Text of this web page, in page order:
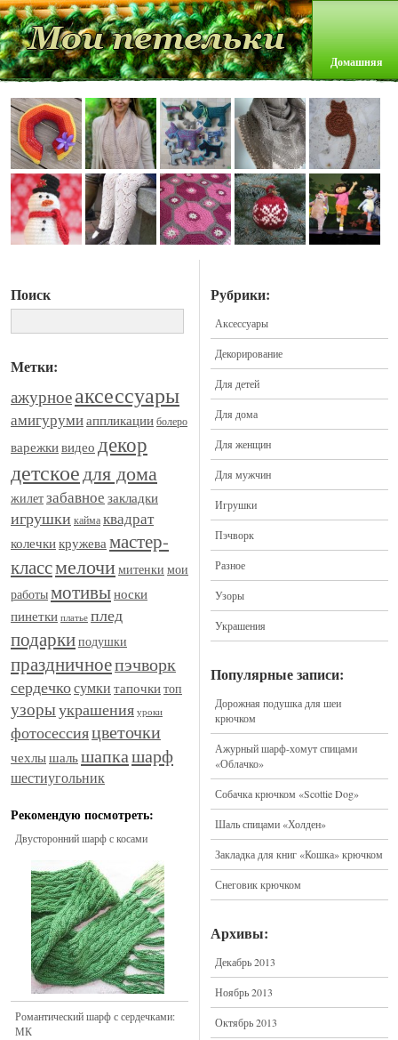
Домашняя
Поиск
Метки:
ажурноеаксессуары
амигурумиаппликацииболеро
варежкивидео декор
детскоедля дома
жилетзабавное закладки
игрушки каймаквадрат
колечкикружевамастер-
классмелочи митенки мои
работымотивыноски
пинетки платье плед
подаркиподушки
праздничноепэчворк
сердечкосумки тапочкитоп
узорыукрашения уроки
фотосессияцветочки
чехлышальшапкашарф
шестиугольник
Рекомендую посмотреть:
Двусторонний шарф с косами
Романтический шарф с сердечками:
МК
Рубрики:
Аксессуары
Декорирование
Для детей
Для дома
Для женщин
Для мужчин
Игрушки
Пэчворк
Разное
Узоры
Украшения
Популярные записи:
Дорожная подушка для шеи
крючком
Ажурный шарф-хомут спицами
«Облачко»
Собачка крючком «Scottie Dog»
Шаль спицами «Холден»
Закладка для книг «Кошка» крючком
Снеговик крючком
Архивы:
Декабрь 2013
Ноябрь 2013
Октябрь 2013